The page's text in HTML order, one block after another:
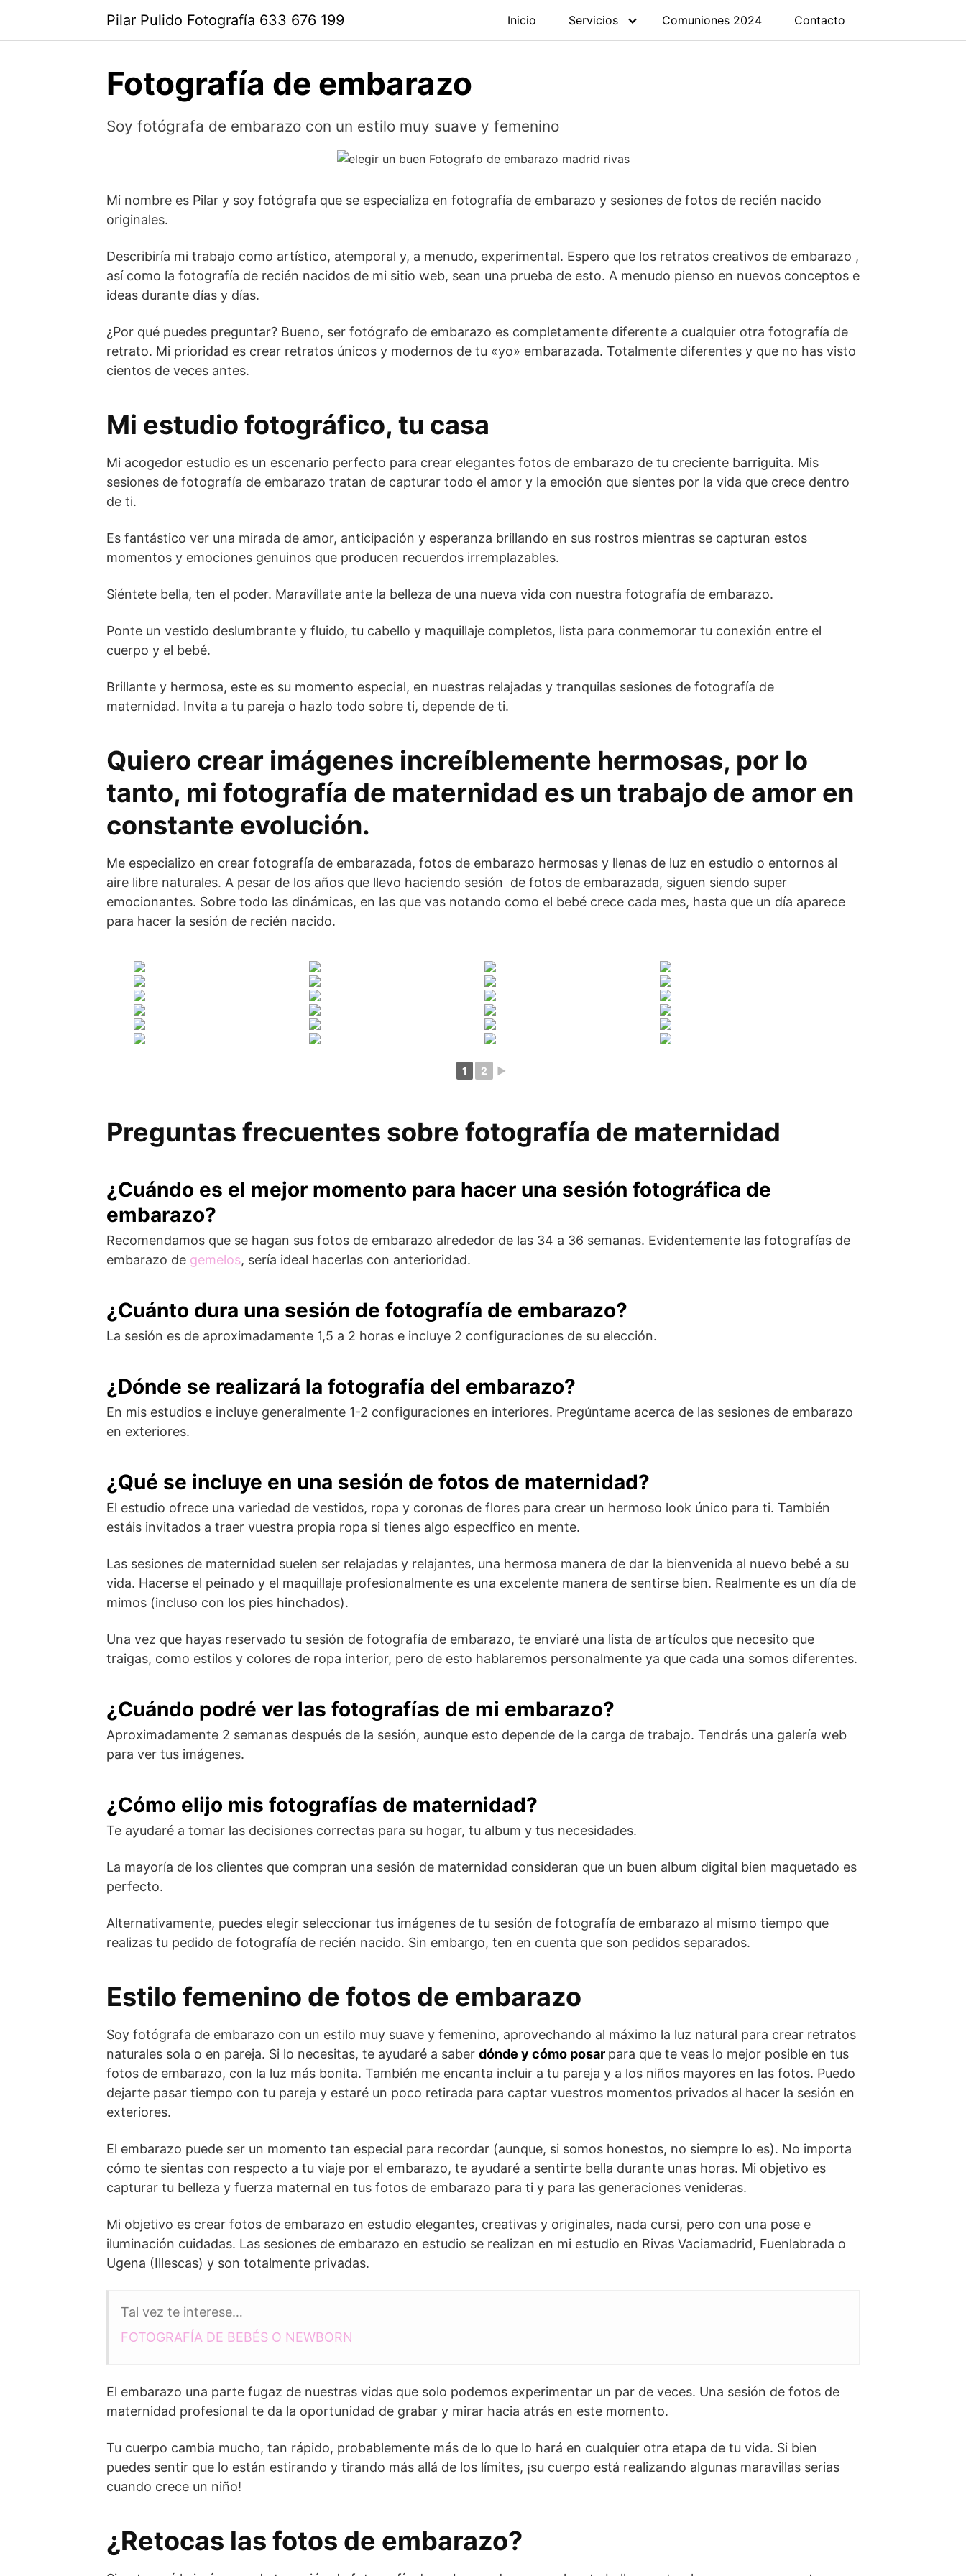
contenido
Pilar Pulido Fotografía 633 676 199 Inicio Servicios Comuniones 2024 Contacto
Fotografía de embarazo
Soy fotógrafa de embarazo con un estilo muy suave y femenino
Mi nombre es Pilar y soy fotógrafa que se especializa en fotografía de embarazo y sesiones de fotos de recién nacido
originales.
Describiría mi trabajo como artístico, atemporal y, a menudo, experimental. Espero que los retratos creativos de embarazo ,
así como la fotografía de recién nacidos de mi sitio web, sean una prueba de esto. A menudo pienso en nuevos conceptos e
ideas durante días y días.
¿Por qué puedes preguntar? Bueno, ser fotógrafo de embarazo es completamente diferente a cualquier otra fotografía de
retrato. Mi prioridad es crear retratos únicos y modernos de tu «yo» embarazada. Totalmente diferentes y que no has visto
cientos de veces antes.
Mi estudio fotográfico, tu casa
Mi acogedor estudio es un escenario perfecto para crear elegantes fotos de embarazo de tu creciente barriguita. Mis
sesiones de fotografía de embarazo tratan de capturar todo el amor y la emoción que sientes por la vida que crece dentro
de ti.
Es fantástico ver una mirada de amor, anticipación y esperanza brillando en sus rostros mientras se capturan estos
momentos y emociones genuinos que producen recuerdos irremplazables.
Siéntete bella, ten el poder. Maravíllate ante la belleza de una nueva vida con nuestra fotografía de embarazo.
Ponte un vestido deslumbrante y fluido, tu cabello y maquillaje completos, lista para conmemorar tu conexión entre el
cuerpo y el bebé.
Brillante y hermosa, este es su momento especial, en nuestras relajadas y tranquilas sesiones de fotografía de
maternidad. Invita a tu pareja o hazlo todo sobre ti, depende de ti.
Quiero crear imágenes increíblemente hermosas, por lo
tanto, mi fotografía de maternidad es un trabajo de amor en
constante evolución.
Me especializo en crear fotografía de embarazada, fotos de embarazo hermosas y llenas de luz en estudio o entornos al
aire libre naturales. A pesar de los años que llevo haciendo sesión de fotos de embarazada, siguen siendo super
emocionantes. Sobre todo las dinámicas, en las que vas notando como el bebé crece cada mes, hasta que un día aparece
para hacer la sesión de recién nacido.
1 2 ►
Preguntas frecuentes sobre fotografía de maternidad
¿Cuándo es el mejor momento para hacer una sesión fotográfica de
embarazo?
Recomendamos que se hagan sus fotos de embarazo alrededor de las 34 a 36 semanas. Evidentemente las fotografías de
embarazo de gemelos, sería ideal hacerlas con anterioridad.
¿Cuánto dura una sesión de fotografía de embarazo?
La sesión es de aproximadamente 1,5 a 2 horas e incluye 2 configuraciones de su elección.
¿Dónde se realizará la fotografía del embarazo?
En mis estudios e incluye generalmente 1-2 configuraciones en interiores. Pregúntame acerca de las sesiones de embarazo
en exteriores.
¿Qué se incluye en una sesión de fotos de maternidad?
El estudio ofrece una variedad de vestidos, ropa y coronas de flores para crear un hermoso look único para ti. También
estáis invitados a traer vuestra propia ropa si tienes algo específico en mente.
Las sesiones de maternidad suelen ser relajadas y relajantes, una hermosa manera de dar la bienvenida al nuevo bebé a su
vida. Hacerse el peinado y el maquillaje profesionalmente es una excelente manera de sentirse bien. Realmente es un día de
mimos (incluso con los pies hinchados).
Una vez que hayas reservado tu sesión de fotografía de embarazo, te enviaré una lista de artículos que necesito que
traigas, como estilos y colores de ropa interior, pero de esto hablaremos personalmente ya que cada una somos diferentes.
¿Cuándo podré ver las fotografías de mi embarazo?
Aproximadamente 2 semanas después de la sesión, aunque esto depende de la carga de trabajo. Tendrás una galería web
para ver tus imágenes.
¿Cómo elijo mis fotografías de maternidad?
Te ayudaré a tomar las decisiones correctas para su hogar, tu album y tus necesidades.
La mayoría de los clientes que compran una sesión de maternidad consideran que un buen album digital bien maquetado es
perfecto.
Alternativamente, puedes elegir seleccionar tus imágenes de tu sesión de fotografía de embarazo al mismo tiempo que
realizas tu pedido de fotografía de recién nacido. Sin embargo, ten en cuenta que son pedidos separados.
Estilo femenino de fotos de embarazo
Soy fotógrafa de embarazo con un estilo muy suave y femenino, aprovechando al máximo la luz natural para crear retratos
naturales sola o en pareja. Si lo necesitas, te ayudaré a saber dónde y cómo posar para que te veas lo mejor posible en tus
fotos de embarazo, con la luz más bonita. También me encanta incluir a tu pareja y a los niños mayores en las fotos. Puedo
dejarte pasar tiempo con tu pareja y estaré un poco retirada para captar vuestros momentos privados al hacer la sesión en
exteriores.
El embarazo puede ser un momento tan especial para recordar (aunque, si somos honestos, no siempre lo es). No importa
cómo te sientas con respecto a tu viaje por el embarazo, te ayudaré a sentirte bella durante unas horas. Mi objetivo es
capturar tu belleza y fuerza maternal en tus fotos de embarazo para ti y para las generaciones venideras.
Mi objetivo es crear fotos de embarazo en estudio elegantes, creativas y originales, nada cursi, pero con una pose e
iluminación cuidadas. Las sesiones de embarazo en estudio se realizan en mi estudio en Rivas Vaciamadrid, Fuenlabrada o
Ugena (Illescas) y son totalmente privadas.
Tal vez te interese…
FOTOGRAFÍA DE BEBÉS O NEWBORN
El embarazo una parte fugaz de nuestras vidas que solo podemos experimentar un par de veces. Una sesión de fotos de
maternidad profesional te da la oportunidad de grabar y mirar hacia atrás en este momento.
Tu cuerpo cambia mucho, tan rápido, probablemente más de lo que lo hará en cualquier otra etapa de tu vida. Si bien
puedes sentir que lo están estirando y tirando más allá de los límites, ¡su cuerpo está realizando algunas maravillas serias
cuando crece un niño!
¿Retocas las fotos de embarazo?